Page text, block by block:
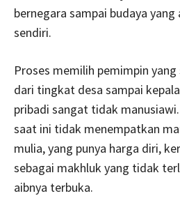
bernegara sampai budaya
sendiri.
Proses memilih pemimpin
dari tingkat desa sampai
pribadi sangat tidak
saat ini tidak menempatkan
mulia, yang punya harga diri,
sebagai makhluk yang tidak
aibnya terbuka.